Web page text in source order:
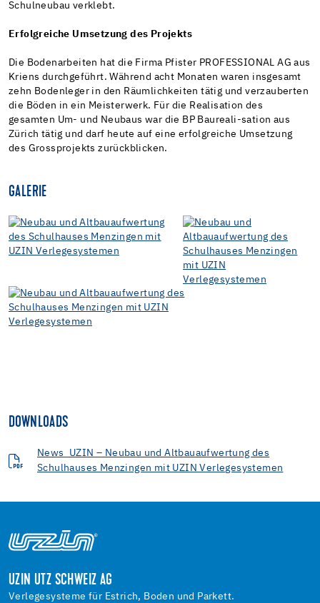
Schulneubau verklebt.
Erfolgreiche Umsetzung des Projekts
Die Bodenarbeiten hat die Firma Pfister PROFESSIONAL AG aus
Kriens durchgeführt. Während acht Monaten waren insgesamt
zehn Bodenleger in den Räumlichkeiten tätig und verzauberten
die Böden in ein Meisterwerk. Für die Realisation des
gesamten Um- und Neubaus war die BP Baureali-sation aus
Zürich tätig und darf heute auf eine erfolgreiche Umsetzung
des Grossprojekts zurückblicken.
GALERIE
DOWNLOADS
News_UZIN – Neubau und Altbauaufwertung des
Schulhauses Menzingen mit UZIN Verlegesystemen
UZIN UTZ SCHWEIZ AG
Verlegesysteme für Estrich, Boden und Parkett.